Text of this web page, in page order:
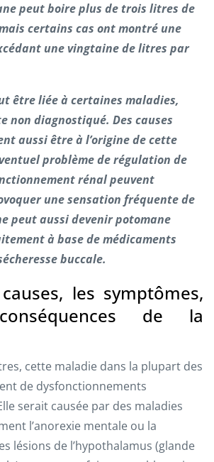
peut boire plus de trois litres de
certains cas ont montré une
une vingtaine de litres par
être liée à certaines maladies,
non diagnostiqué. Des causes
aussi être à l’origine de cette
problème de régulation de
rénal peuvent
une sensation fréquente de
peut aussi devenir potomane
à base de médicaments
buccale.
les symptômes,
de la
cette maladie dans la plupart des
de dysfonctionnements
serait causée par des maladies
l’anorexie mentale ou la
lésions de l’hypothalamus (glande